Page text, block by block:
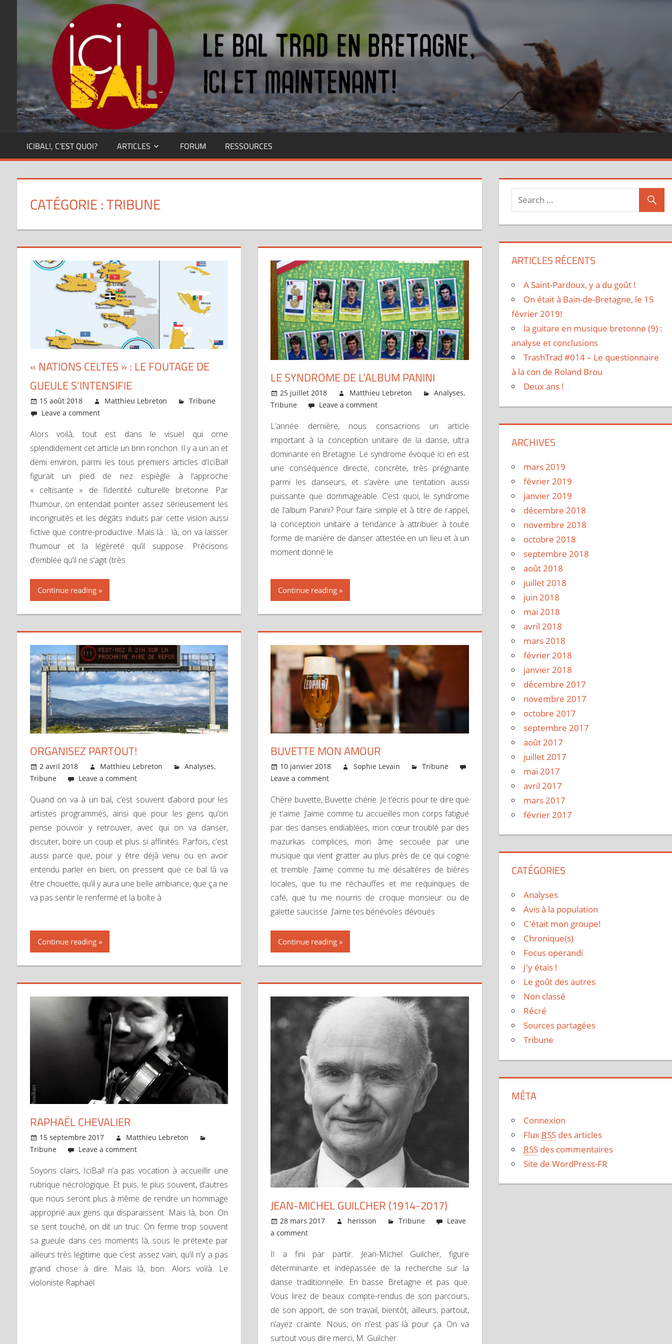
content
Dansez
ICIBAL!, C’EST QUOI? ARTICLES FORUM RESSOURCES
CATÉGORIE : TRIBUNE
« NATIONS CELTES » : LE FOUTAGE DE
GUEULE S’INTENSIFIE
15 août 2018 Matthieu Lebreton
Tribune
Leave a comment
Alors voilà, tout est dans le visuel qui orne
splendidement cet article un brin ronchon. Il y a un an et
demi environ, parmi les tous premiers articles d’IciBal!
figurait un pied de nez espiègle à l’approche
« celtisante » de l’identité culturelle bretonne. Par
l’humour, on entendait pointer assez sérieusement les
incongruités et les dégâts induits par cette vision aussi
fictive que contre-productive. Mais là… là, on va laisser
l’humour et la légèreté qu’il suppose. Précisons
d’emblée qu’il ne s’agit (très
Continue reading
LE SYNDROME DE L’ALBUM PANINI
25 juillet 2018 Matthieu Lebreton Analyses,
Tribune
Leave a comment
L’année dernière, nous consacrions un article
important à la conception unitaire de la danse, ultra
dominante en Bretagne. Le syndrome évoqué ici en est
une conséquence directe, concrète, très prégnante
parmi les danseurs, et s’avère une tentation aussi
puissante que dommageable. C’est quoi, le syndrome
de l’album Panini? Pour faire simple et à titre de rappel,
la conception unitaire a tendance à attribuer à toute
forme de manière de danser attestée en un lieu et à un
moment donné le
Continue reading
ORGANISEZ PARTOUT!
2 avril 2018 Matthieu Lebreton Analyses,
Tribune
Leave a comment
Quand on va à un bal, c’est souvent d’abord pour les
artistes programmés, ainsi que pour les gens qu’on
pense pouvoir y retrouver, avec qui on va danser,
discuter, boire un coup et plus si affinités. Parfois, c’est
aussi parce que, pour y être déjà venu ou en avoir
entendu parler en bien, on pressent que ce bal là va
être chouette, qu’il y aura une belle ambiance, que ça ne
va pas sentir le renfermé et la boîte à
Continue reading
BUVETTE MON AMOUR
10 janvier 2018 Sophie Levain
Tribune
Leave a comment
Chère buvette, Buvette chérie. Je t’écris pour te dire que
je t’aime. J’aime comme tu accueilles mon corps fatigué
par des danses endiablées, mon cœur troublé par des
mazurkas complices, mon âme secouée par une
musique qui vient gratter au plus près de ce qui cogne
et tremble. J’aime comme tu me désaltères de bières
locales, que tu me réchauffes et me requinques de
café, que tu me nourris de croque monsieur ou de
galette saucisse. J’aime tes bénévoles dévoués
Continue reading
RAPHAËL CHEVALIER
15 septembre 2017
Matthieu Lebreton
Tribune
Leave a comment
Soyons clairs, IciBal! n’a pas vocation à accueillir une
rubrique nécrologique. Et puis, le plus souvent, d’autres
que nous seront plus à même de rendre un hommage
approprié aux gens qui disparaissent. Mais là, bon. On
se sent touché, on dit un truc. On ferme trop souvent
sa gueule dans ces moments là, sous le prétexte par
ailleurs très légitime que c’est assez vain, qu’il n’y a pas
grand chose à dire. Mais là, bon. Alors voilà. Le
violoniste Raphaël
JEAN-MICHEL GUILCHER (1914-2017)
28 mars 2017 herisson Tribune
Leave
a comment
Il a fini par partir. Jean-Michel Guilcher, figure
déterminante et indépassée de la recherche sur la
danse traditionnelle. En basse Bretagne et pas que.
Vous lirez de beaux compte-rendus de son parcours,
de son apport, de son travail, bientôt, ailleurs, partout,
n’ayez crainte. Nous, on n’est pas là pour ça. On va
surtout vous dire merci, M. Guilcher.
ARTICLES RÉCENTS
A Saint-Pardoux, y a du goût !
On était à Bain-de-Bretagne, le 15
février 2019!
la guitare en musique bretonne (9) :
analyse et conclusions
TrashTrad #014 – Le questionnaire
à la con de Roland Brou
Deux ans !
ARCHIVES
mars 2019
février 2019
janvier 2019
décembre 2018
novembre 2018
octobre 2018
septembre 2018
août 2018
juillet 2018
juin 2018
mai 2018
avril 2018
mars 2018
février 2018
janvier 2018
décembre 2017
novembre 2017
octobre 2017
septembre 2017
août 2017
juillet 2017
mai 2017
avril 2017
mars 2017
février 2017
CATÉGORIES
Analyses
Avis à la population
C'était mon groupe!
Chronique(s)
Focus operandi
J'y étais !
Le goût des autres
Non classé
Récré
Sources partagées
Tribune
MÉTA
Connexion
Flux RSS des articles
RSS des commentaires
Site de WordPress-FR